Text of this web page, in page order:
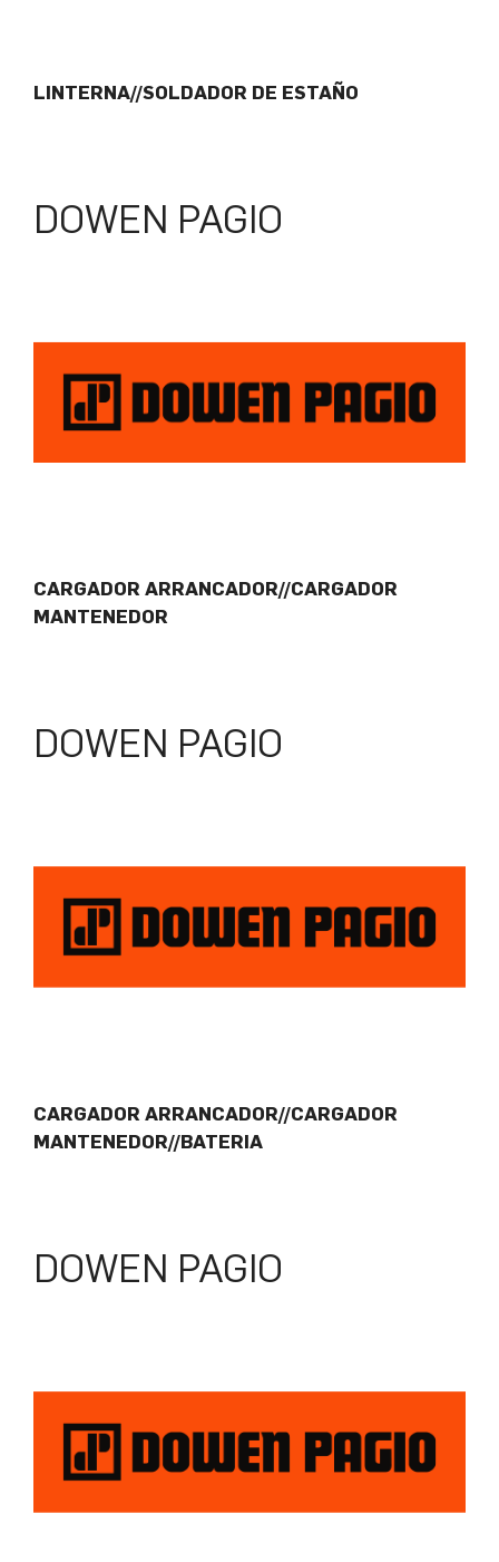
LINTERNA//SOLDADOR DE ESTAÑO
DOWEN PAGIO
CARGADOR ARRANCADOR//CARGADOR
MANTENEDOR
DOWEN PAGIO
CARGADOR ARRANCADOR//CARGADOR
MANTENEDOR//BATERIA
DOWEN PAGIO